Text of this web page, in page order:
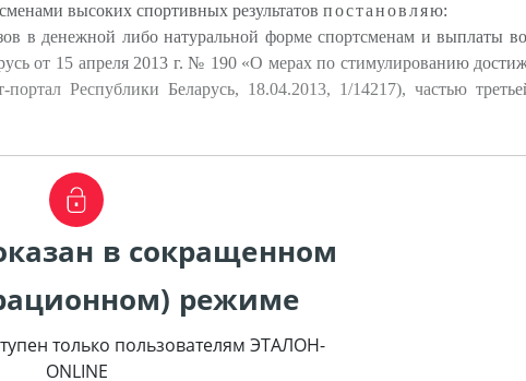
высоких спортивных результатов постановляю:
в денежной либо натуральной форме спортсменам и выплаты
от 15 апреля 2013 г. № 190 «О мерах по стимулированию
Республики Беларусь, 18.04.2013, 1/14217), частью
в сокращенном
режиме
только пользователям ЭТАЛОН-
ONLINE